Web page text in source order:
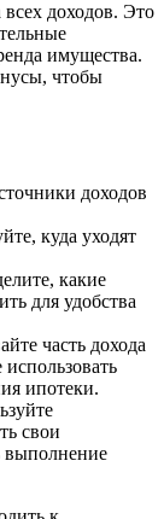
доходов. Это
имущества.
чтобы
доходов
куда уходят
какие
для удобства
часть дохода
ипотеки.
свои
выполнение